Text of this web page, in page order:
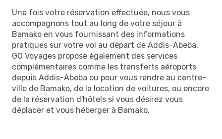
Une fois votre réservation effectuée, nous vous
accompagnons tout au long de votre séjour à
Bamako en vous fournissant des informations
pratiques sur votre vol au départ de Addis-Abeba.
GO Voyages propose également des services
complémentaires comme les transferts aéroports
depuis Addis-Abeba ou pour vous rendre au centre-
ville de Bamako, de la location de voitures, ou encore
de la réservation d'hôtels si vous désirez vous
déplacer et vous héberger à Bamako.